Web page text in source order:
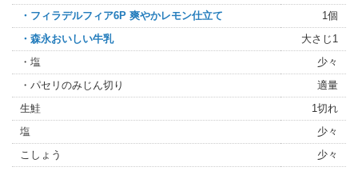
・フィラデルフィア6P 爽やかレモン仕立て
1個
・森永おいしい牛乳
大さじ1
・塩
少々
・パセリのみじん切り
適量
生鮭
1切れ
塩
少々
こしょう
少々